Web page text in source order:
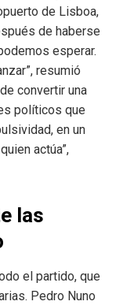
de Lisboa,
de haberse
esperar.
resumió
convertir una
políticos que
en un
actúa”,
las
el partido, que
Pedro Nuno